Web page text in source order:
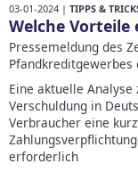
03-01-2024 | TIPPS &
Welche
Pressemeldung des
Pfandkreditgewerbes
Eine aktuelle
Verschuldung in
Verbraucher eine
erforderlich